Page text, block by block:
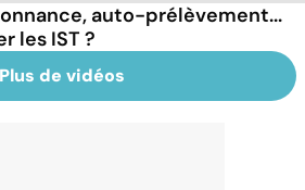
auto-prélèvement...
les IST ?
Plus de vidéos